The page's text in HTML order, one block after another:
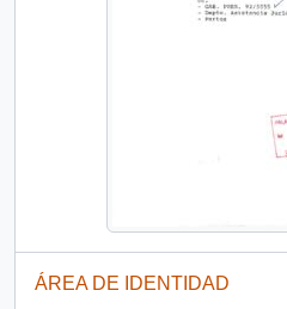
ÁREA DE IDENTIDAD